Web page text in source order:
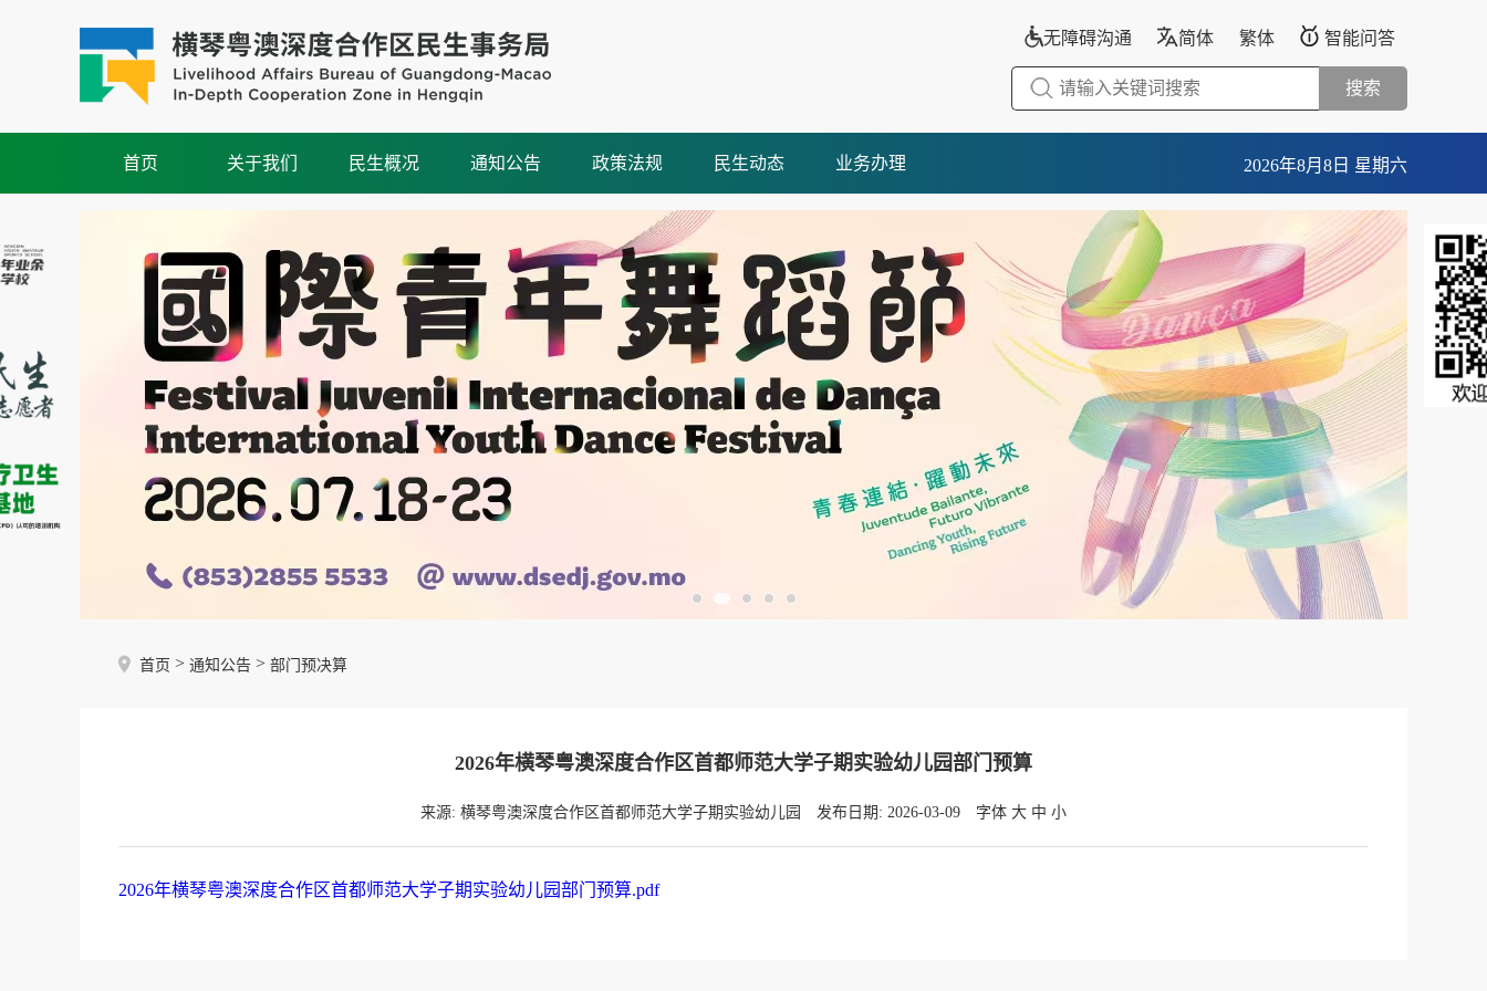
无障碍沟通 简体 繁体 智能问答
搜索
首页 关于我们 民生概况 通知公告 政策法规 民生动态 业务办理 2026年8月8日 星期六
首页 > 通知公告 > 部门预决算
2026年横琴粤澳深度合作区首都师范大学子期实验幼儿园部门预算
来源: 横琴粤澳深度合作区首都师范大学子期实验幼儿园 发布日期: 2026-03-09 字体 大 中 小
2026年横琴粤澳深度合作区首都师范大学子期实验幼儿园部门预算.pdf